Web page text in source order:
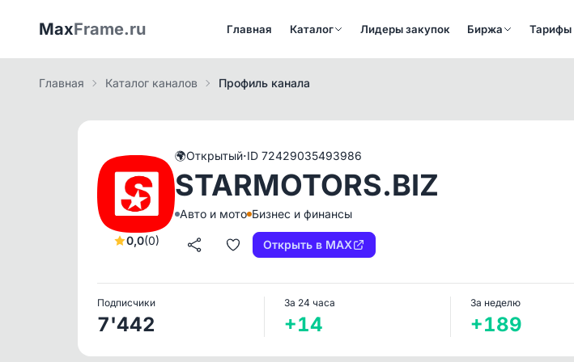
MaxFrame.ru Главная Каталог Лидеры закупок Биржа Тарифы
Главная Каталог каналов Профиль канала
0,0(0)
🌍Открытый·ID 72429035493986
STARMOTORS.BIZ
Авто и мото Бизнес и финансы
Открыть в MAX
Подписчики
7'442
За 24 часа
+14
За неделю
+189